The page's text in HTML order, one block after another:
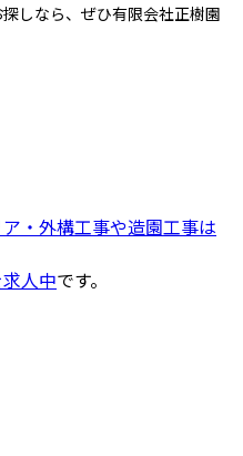
しなら、ぜひ有限会社正樹園
・外構工事や造園工事は
人中です。